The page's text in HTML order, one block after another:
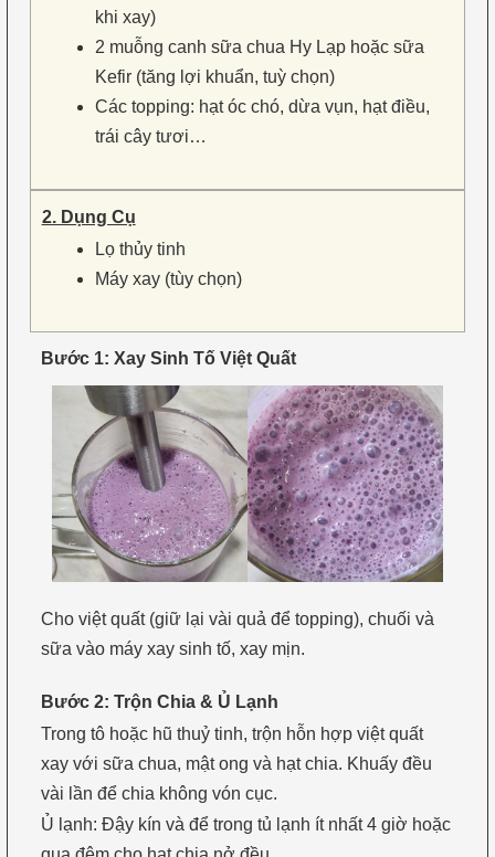
khi xay)
2 muỗng canh sữa chua Hy Lạp hoặc sữa
Kefir (tăng lợi khuẩn, tuỳ chọn)
Các topping: hạt óc chó, dừa vụn, hạt điều,
trái cây tươi…
2. Dụng Cụ
Lọ thủy tinh
Máy xay (tùy chọn)
Bước 1: Xay Sinh Tố Việt Quất
Cho việt quất (giữ lại vài quả để topping), chuối và
sữa vào máy xay sinh tố, xay mịn.
Bước 2: Trộn Chia & Ủ Lạnh
Trong tô hoặc hũ thuỷ tinh, trộn hỗn hợp việt quất
xay với sữa chua, mật ong và hạt chia. Khuấy đều
vài lần để chia không vón cục.
Ủ lạnh: Đậy kín và để trong tủ lạnh ít nhất 4 giờ hoặc